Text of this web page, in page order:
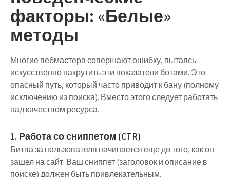
факторы: «Белые»
методы
Многие вебмастера совершают ошибку, пытаясь
искусственно накрутить эти показатели ботами. Это
опасный путь, который часто приводит к бану (полному
исключению из поиска). Вместо этого следует работать
над качеством ресурса.
1. Работа со сниппетом (CTR)
Битва за пользователя начинается еще до того, как он
зашел на сайт. Ваш сниппет (заголовок и описание в
поиске) должен быть привлекательным.